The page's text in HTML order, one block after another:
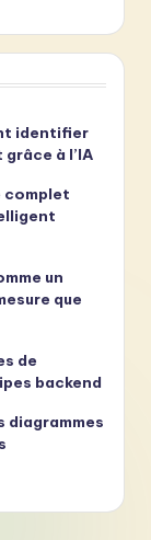
identifier
à l’IA
complet
un
que
de
backend
diagrammes